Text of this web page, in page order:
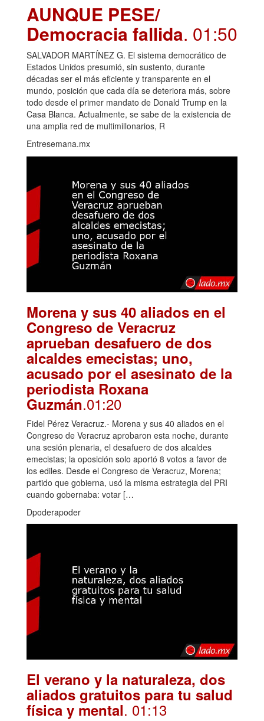
AUNQUE PESE/
Democracia fallida. 01:50
SALVADOR MARTÍNEZ G. El sistema democrático de
Estados Unidos presumió, sin sustento, durante
décadas ser el más eficiente y transparente en el
mundo, posición que cada día se deteriora más, sobre
todo desde el primer mandato de Donald Trump en la
Casa Blanca. Actualmente, se sabe de la existencia de
una amplia red de multimillonarios, R
Entresemana.mx
Morena y sus 40 aliados en el
Congreso de Veracruz
aprueban desafuero de dos
alcaldes emecistas; uno,
acusado por el asesinato de la
periodista Roxana
Guzmán.01:20
Fidel Pérez Veracruz.- Morena y sus 40 aliados en el
Congreso de Veracruz aprobaron esta noche, durante
una sesión plenaria, el desafuero de dos alcaldes
emecistas; la oposición solo aportó 8 votos a favor de
los ediles. Desde el Congreso de Veracruz, Morena;
partido que gobierna, usó la misma estrategia del PRI
cuando gobernaba: votar […
Dpoderapoder
El verano y la naturaleza, dos
aliados gratuitos para tu salud
física y mental. 01:13